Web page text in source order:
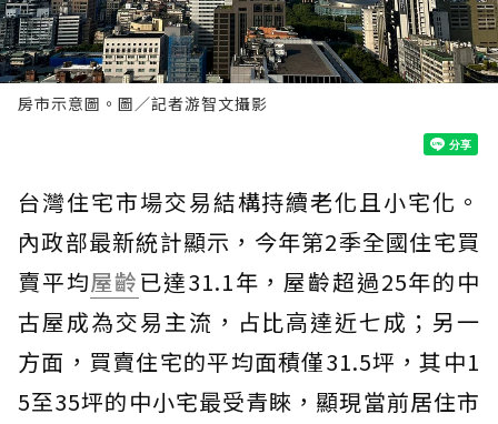
房市示意圖。圖／記者游智文攝影
台灣住宅市場交易結構持續老化且小宅化。
內政部最新統計顯示，今年第2季全國住宅買
賣平均屋齡已達31.1年，屋齡超過25年的中
古屋成為交易主流，占比高達近七成；另一
方面，買賣住宅的平均面積僅31.5坪，其中1
5至35坪的中小宅最受青睞，顯現當前居住市